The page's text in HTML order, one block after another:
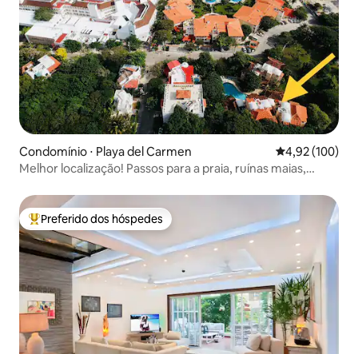
Condomínio ⋅ Playa del Carmen 4,92 de uma
4,92 (100)
Melhor localização! Passos para a praia, ruínas maias,
Entre os melhores preferidos dos hóspedes
Preferido dos hóspedes